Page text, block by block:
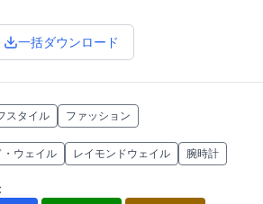
一括ダウンロード
スタイル ファッション
・ウェイル レイモンドウェイル 腕時計
: